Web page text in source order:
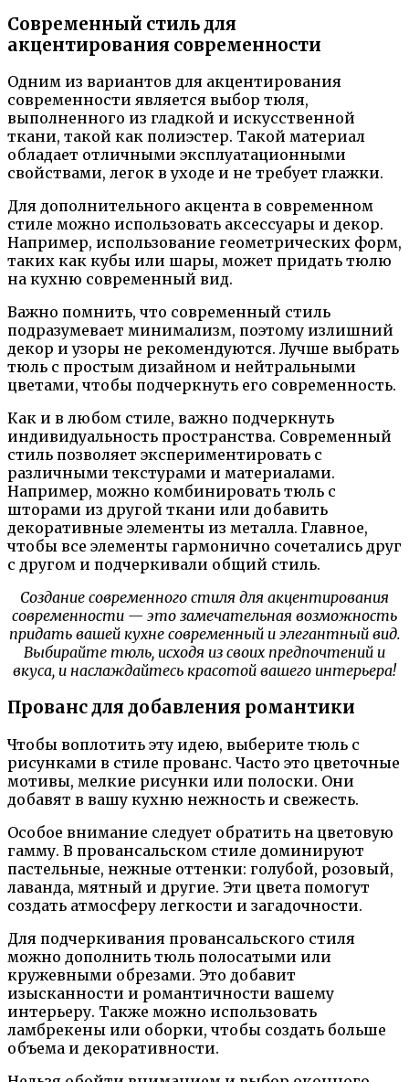
Современный стиль для
акцентирования современности
Одним из вариантов для акцентирования
современности является выбор тюля,
выполненного из гладкой и искусственной
ткани, такой как полиэстер. Такой материал
обладает отличными эксплуатационными
свойствами, легок в уходе и не требует глажки.
Для дополнительного акцента в современном
стиле можно использовать аксессуары и декор.
Например, использование геометрических форм,
таких как кубы или шары, может придать тюлю
на кухню современный вид.
Важно помнить, что современный стиль
подразумевает минимализм, поэтому излишний
декор и узоры не рекомендуются. Лучше выбрать
тюль с простым дизайном и нейтральными
цветами, чтобы подчеркнуть его современность.
Как и в любом стиле, важно подчеркнуть
индивидуальность пространства. Современный
стиль позволяет экспериментировать с
различными текстурами и материалами.
Например, можно комбинировать тюль с
шторами из другой ткани или добавить
декоративные элементы из металла. Главное,
чтобы все элементы гармонично сочетались друг
с другом и подчеркивали общий стиль.
Создание современного стиля для акцентирования
современности — это замечательная возможность
придать вашей кухне современный и элегантный вид.
Выбирайте тюль, исходя из своих предпочтений и
вкуса, и наслаждайтесь красотой вашего интерьера!
Прованс для добавления романтики
Чтобы воплотить эту идею, выберите тюль с
рисунками в стиле прованс. Часто это цветочные
мотивы, мелкие рисунки или полоски. Они
добавят в вашу кухню нежность и свежесть.
Особое внимание следует обратить на цветовую
гамму. В провансальском стиле доминируют
пастельные, нежные оттенки: голубой, розовый,
лаванда, мятный и другие. Эти цвета помогут
создать атмосферу легкости и загадочности.
Для подчеркивания провансальского стиля
можно дополнить тюль полосатыми или
кружевными обрезами. Это добавит
изысканности и романтичности вашему
интерьеру. Также можно использовать
ламбрекены или оборки, чтобы создать больше
объема и декоративности.